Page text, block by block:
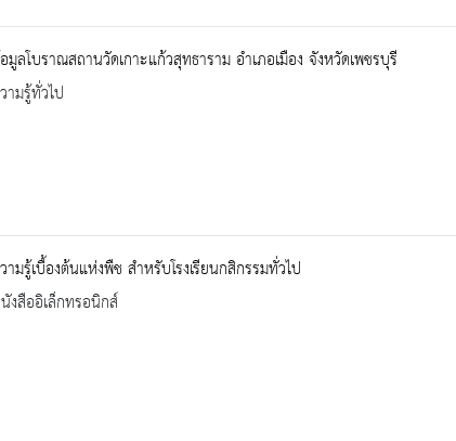
มูลโบราณสถานวัดเกาะแก้วสุทธาราม อำเภอเมือง จังหวัดเพชรบุรี
ามรู้ทั่วไป
ามรู้เบื้องต้นแห่งพืช สำหรับโรงเรียนกสิกรรมทั่วไป
งสืออิเล็กทรอนิกส์